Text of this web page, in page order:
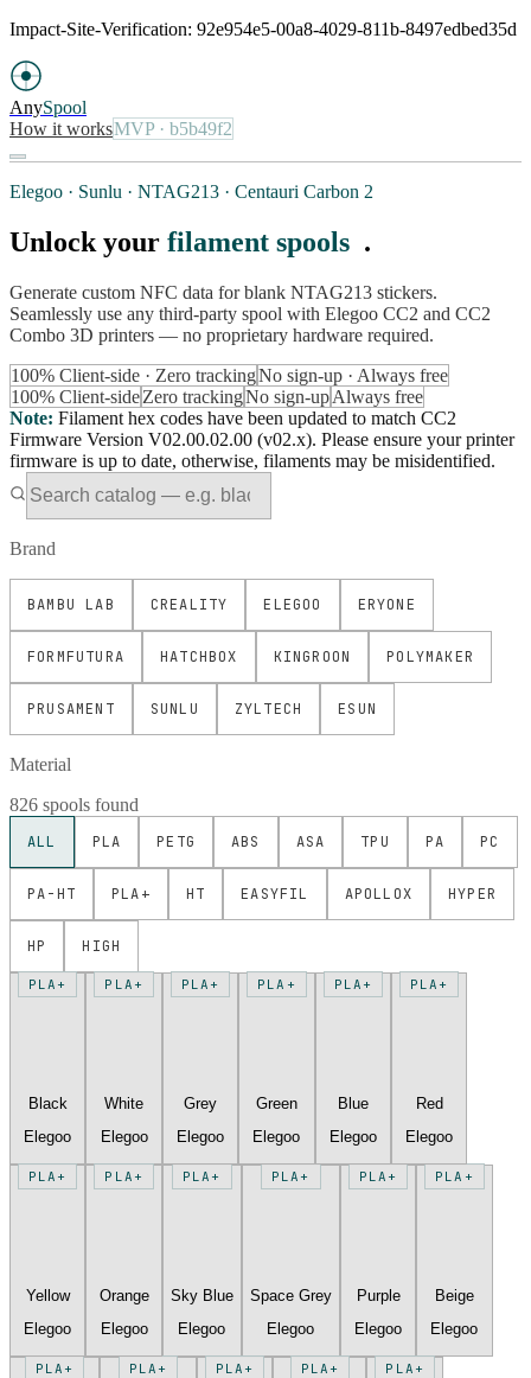
Impact-Site-Verification: 92e954e5-00a8-4029-811b-8497edbed35d
AnySpool
How it worksMVP· b5b49f2
Elegoo · Sunlu · NTAG213 · Centauri Carbon 2
Unlock your filament spools .
Generate custom NFC data for blank NTAG213 stickers.
Seamlessly use any third-party spool with Elegoo CC2 and CC2
Combo 3D printers — no proprietary hardware required.
100% Client-side · Zero trackingNo sign-up · Always free
100% Client-sideZero trackingNo sign-upAlways free
Note: Filament hex codes have been updated to match CC2
Firmware Version V02.00.02.00 (v02.x). Please ensure your printer
firmware is up to date, otherwise, filaments may be misidentified.
Brand
BAMBU LAB CREALITY ELEGOO ERYONE
FORMFUTURA HATCHBOX KINGROON POLYMAKER
PRUSAMENT SUNLU ZYLTECH ESUN
Material
826 spools found
ALL PLA PETG ABS ASA TPU PA PC
PA-HT PLA+ HT EASYFIL APOLLOX HYPER
HP HIGH
PLA+
Black
Elegoo
PLA+
White
Elegoo
PLA+
Grey
Elegoo
PLA+
Green
Elegoo
PLA+
Blue
Elegoo
PLA+
Red
Elegoo
PLA+
Yellow
Elegoo
PLA+
Orange
Elegoo
PLA+
Sky Blue
Elegoo
PLA+
Space Grey
Elegoo
PLA+
Purple
Elegoo
PLA+
Beige
Elegoo
PLA+ PLA+ PLA+ PLA+ PLA+